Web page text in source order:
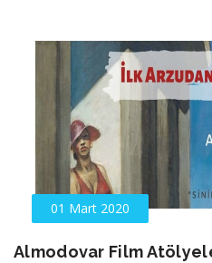
01 Mart 2020
Almodovar Film